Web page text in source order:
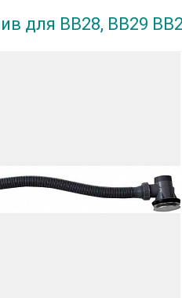
для BB28, BB29